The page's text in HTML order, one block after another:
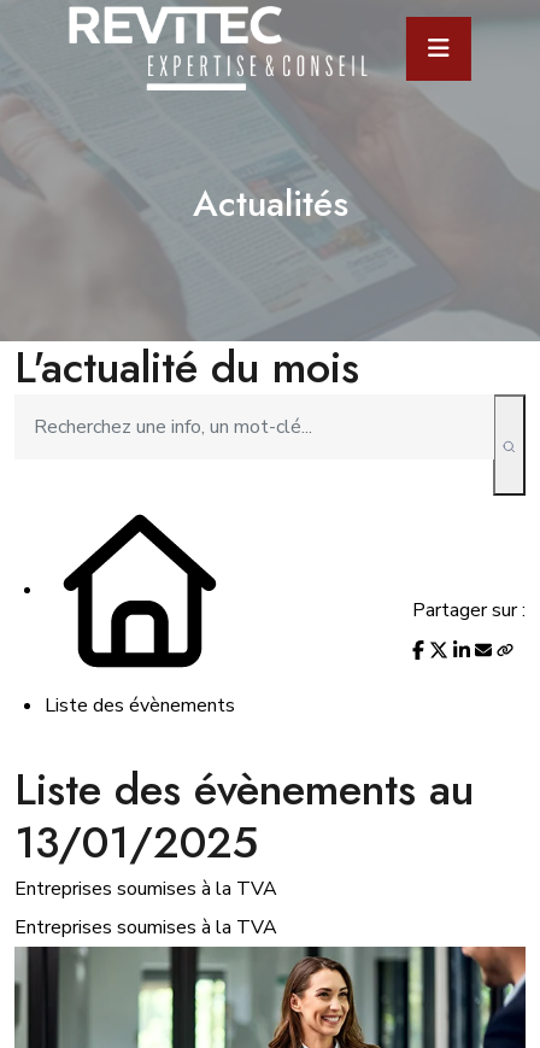
Actualités
L'actualité du mois
Liste des évènements
Partager sur :
Liste des évènements au
13/01/2025
Entreprises soumises à la TVA
Entreprises soumises à la TVA